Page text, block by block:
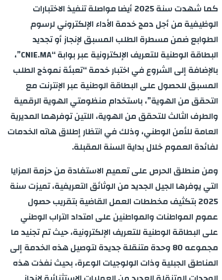
كما شهدت سنة 2025 أيضا مواصلة تنفيذ الاختبارات
الوظيفية من أجل دمج خدمة الأداء الإلكتروني لرسوم
الطوابع ضمن مسطرة الطلب المسبق لإنجاز أو تجديد
البطاقة الوطنية للتعريف الإلكترونية عبر بوابة “CNIE.MA”،
بالإضافة إلى الشروع في اختبار خدمة “تعبئة نموذج الطلب
المسبق للحصول على البطاقة الوطنية عبر الإنترنت مع
التحقق من الهوية”، باستخدام منظومتي الهوية الرقمية
والطرف الثالث للتحقق من الهوية، اللتين توفرهما المديرية
العامة للأمن الوطني، وذلك في انتظار إطلاق هاته الخدمات
لفائدة العموم خلال بداية السنة المقبلة.
ومن منطلق الحرص على تعميم الاستفادة من حزمة المزايا
التي يوفرها الجيل الجديد من الوثائق التعريفية، تميزت سنة
2025 بتكثيف مخططات العمل القاضية بتقريب حصول
عموم المواطنات والمواطنين على امتداد التراب الوطني
على البطاقة الوطنية للتعريف الإلكترونية، حيث تم تجنيد ما
مجموعه 80 وحدة متنقلة جديدة لتوصيل هذه الخدمة إلى
المناطق الجبلية وذات الولوجيات الوعرة، بحيث نفذت هذه